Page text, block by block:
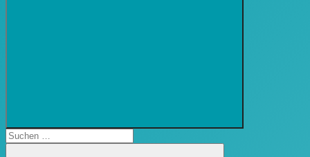
öffnen
Suchen
nach: